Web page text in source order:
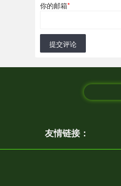
你的邮箱*
提交评论
友情链接：